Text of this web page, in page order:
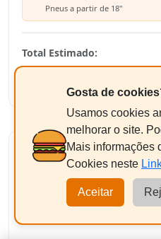
Pneus a partir de 18"
Total Estimado:
KORMORAN SUMMER 3
255/45R18 103Y
Gosta de
Usamos cookies
melhorar o site.
Mais informações
Cookies neste
Aceitar